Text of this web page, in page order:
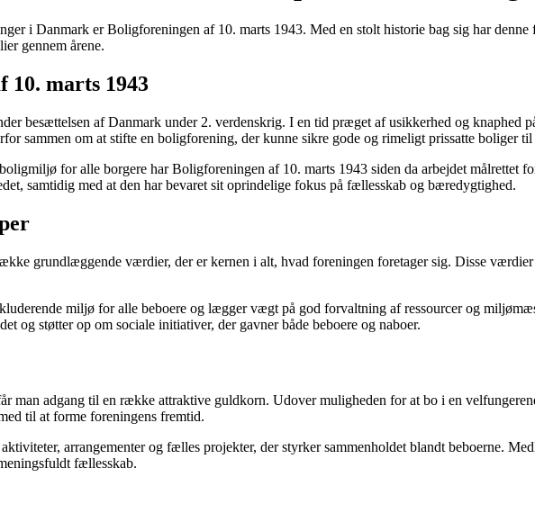
i Danmark er Boligforeningen af 10. marts 1943. Med en stolt historie bag sig har
gennem årene.
10. marts 1943
besættelsen af Danmark under 2. verdenskrig. I en tid præget af usikkerhed og knaphed
sammen om at stifte en boligforening, der kunne sikre gode og rimeligt prissatte boliger til
for alle borgere har Boligforeningen af 10. marts 1943 siden da arbejdet målrettet
samtidig med at den har bevaret sit oprindelige fokus på fællesskab og bæredygtighed.
grundlæggende værdier, der er kernen i alt, hvad foreningen foretager sig. Disse
miljø for alle beboere og lægger vægt på god forvaltning af ressourcer og
og støtter op om sociale initiativer, der gavner både beboere og naboer.
man adgang til en række attraktive guldkorn. Udover muligheden for at bo i en
til at forme foreningens fremtid.
arrangementer og fælles projekter, der styrker sammenholdet blandt beboerne.
fællesskab.